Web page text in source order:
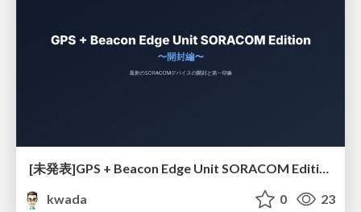
[未発表]GPS + Beacon Edge Unit SORACOM Editionを試す 〜開封編〜 LT Version /discovery-night-2026
kwada
0 23